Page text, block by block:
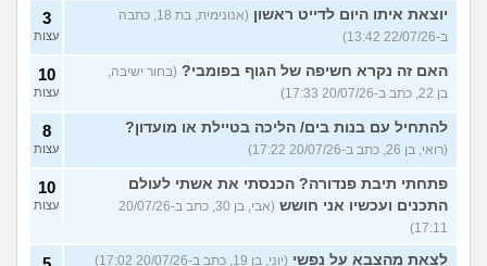
יוצאת איתו היום לדייט ראשון
(אנונימית, בת 18, כתבה
ב-22/07/26 13:42)
3
עצות
האם זה נקרא חשיפה של הגוף בפומבי? (בחור ישיבה,
בן 22, כתב ב-20/07/26 17:33)
10
עצות
להתחיל עם בנות בים/ הליכה בטיילת או מועדון?
(רואי, בן 26, כתב ב-20/07/26 17:22)
8
עצות
פתחתי תיבת פנדורה? הכנסתי את אשתי לעולם
התכנים ועכשיו אני חושש
(אבי, בן 30, כתב ב-20/07/26
17:11)
10
עצות
לצאת מהצבא על נפשי (יוני, בן 19, כתב ב-20/07/26 17:02)